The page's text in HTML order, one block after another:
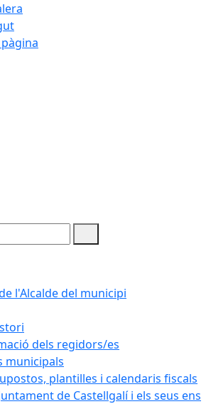
l'Alcalde del municipi
dels regidors/es
municipals
plantilles i calendaris fiscals
de Castellgalí i els seus ens